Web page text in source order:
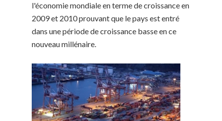
l'économie mondiale en terme de croissance en
2009 et 2010 prouvant que le pays est entré
dans une période de croissance basse en ce
nouveau millénaire.